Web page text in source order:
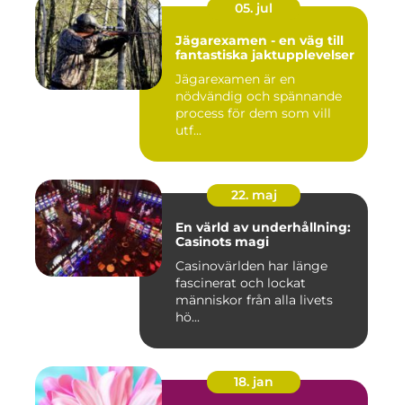
05. jul
Jägarexamen - en väg till
fantastiska jaktupplevelser
Jägarexamen är en
nödvändig och spännande
process för dem som vill
utf...
22. maj
En värld av underhållning:
Casinots magi
Casinovärlden har länge
fascinerat och lockat
människor från alla livets
hö...
18. jan